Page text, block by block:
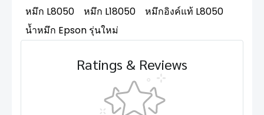
หมึก L8050
หมึก L18050
หมึกอิงค์แท้ L8050
น้ำหมึก Epson รุ่นใหม่
Ratings & Reviews